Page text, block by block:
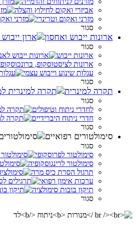
אביזרי ואקום לחילוץ והצלה
מזרני ואקום וטרינרי
סגור
ארונות ייבוש ואחסון
סגור
ארונות ייבוש
ארונות לציסטוסקופ, ברונכוסקופ
עגלות שינוע וייבוש עצמי
סגור
תקרה למינרית
סגור
לחדרי ניתוח וטיפולים
חדרי ניתוח היברידיים
סגור
סימולטורים רפואיים
סגור
סימולטור לפרוסקופי
סימולטור לרינגוסקופיה
תרגול הסרת כיס מרה
ערכות אימון רפואי
תיקון בובות סימולציה
סגור